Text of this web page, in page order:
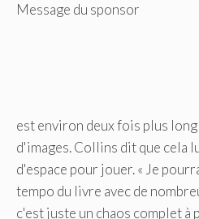
Message du sponsor
est environ deux fois plus
d'images. Collins dit que cela
d'espace pour jouer. « Je
tempo du livre avec de
c'est juste un chaos complet à